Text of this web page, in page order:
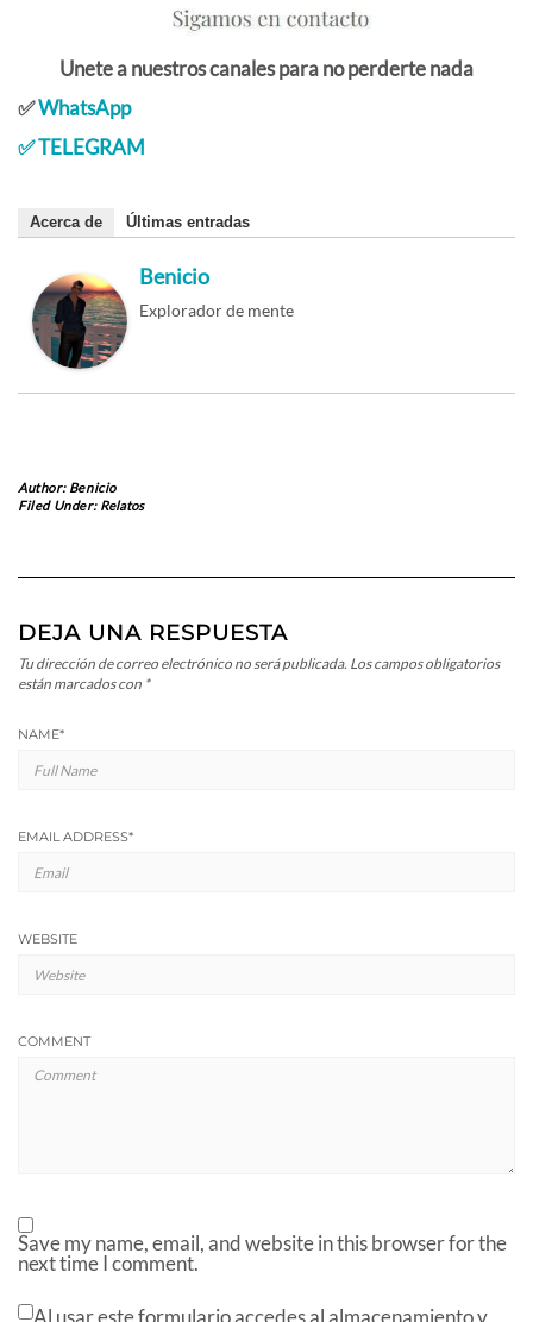
Unete a nuestros canales para no perderte nada
✅WhatsApp
✅TELEGRAM
Acerca de Últimas entradas
Benicio
Explorador de mente
Author: Benicio
Filed Under: Relatos
DEJA UNA RESPUESTA
Tu dirección de correo electrónico no será publicada. Los campos obligatorios
están marcados con *
NAME*
EMAIL ADDRESS*
WEBSITE
COMMENT
Save my name, email, and website in this browser for the
next time I comment.
Al usar este formulario accedes al almacenamiento y